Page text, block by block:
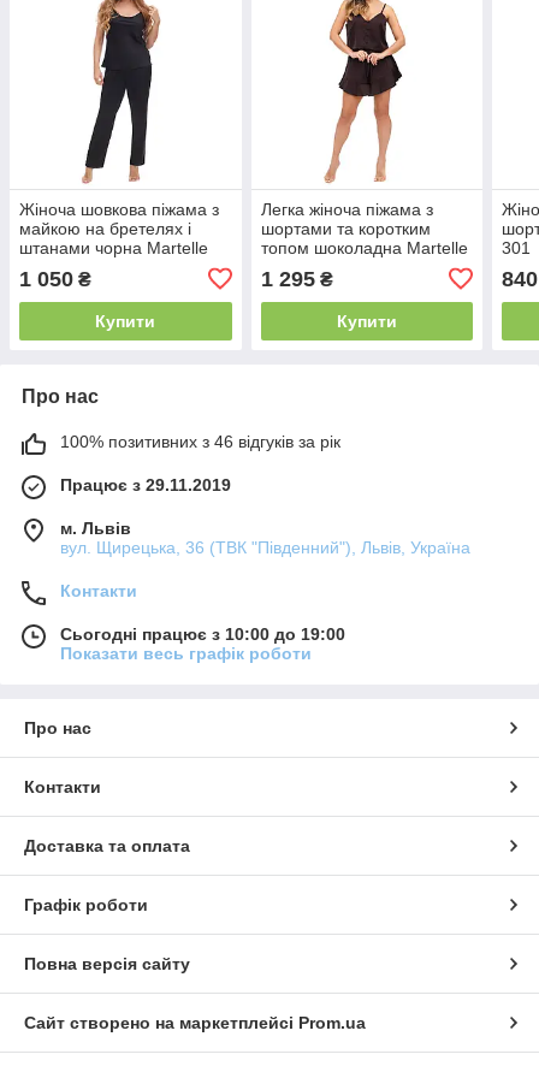
Жіноча шовкова піжама з
майкою на бретелях і
штанами чорна Martelle
1 050 ₴
Купити
Легка жіноча піжама з
шортами та коротким
топом шоколадна Martelle
1 295₴
Купити
301
840
Про нас
100% позитивних з 46 відгуків за рік
Працює з 29.11.2019
м. Львів
вул. Щирецька, 36 (ТВК "Південний"), Львів, Україна
Контакти
Сьогодні працює з 10:00 до 19:00
Показати весь графік роботи
Про нас
Контакти
Доставка та оплата
Графік роботи
Повна версія сайту
Сайт створено на маркетплейсі Prom.ua